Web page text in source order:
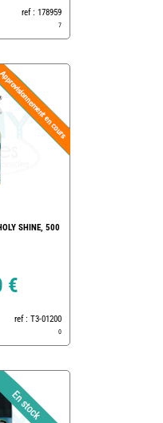
ref : 178959
7
SHINE, 500
€
ref : T3-01200
0